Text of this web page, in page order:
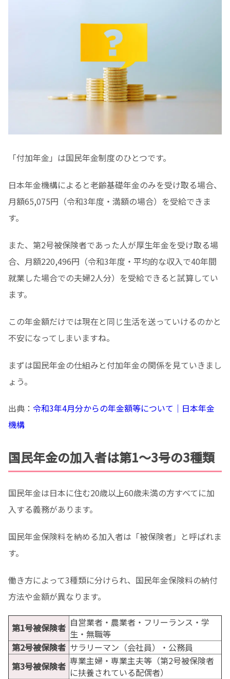
「付加年金」は国民年金制度のひとつです。
日本年金機構によると老齢基礎年金のみを受け取る場合、
月額65,075円（令和3年度・満額の場合）を受給できま
す。
また、第2号被保険者であった人が厚生年金を受け取る場
合、月額220,496円（令和3年度・平均的な収入で40年間
就業した場合での夫婦2人分）を受給できると試算してい
ます。
この年金額だけでは現在と同じ生活を送っていけるのかと
不安になってしまいますね。
まずは国民年金の仕組みと付加年金の関係を見ていきまし
ょう。
出典： 令和3年4月分からの年金額等について｜日本年金
機構
国民年金の加入者は第1～3号の3種類
国民年金は日本に住む20歳以上60歳未満の方すべてに加
入する義務があります。
国民年金保険料を納める加入者は「被保険者」と呼ばれま
す。
働き方によって3種類に分けられ、国民年金保険料の納付
方法や金額が異なります。
第1号被保険者 自営業者・農業者・フリーランス・学
生・無職等
第2号被保険者 サラリーマン（会社員）・公務員
第3号被保険者 専業主婦・専業主夫等（第2号被保険者
に扶養されている配偶者）